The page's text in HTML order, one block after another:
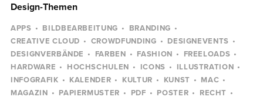
Design-Themen
APPS BILDBEARBEITUNG
BRANDING
CREATIVE CLOUD
CROWDFUNDING
DESIGNEVENTS
DESIGNVERBÄNDE
FARBEN FASHION
FREELOADS
HARDWARE
HOCHSCHULEN ICONS
ILLUSTRATION
INFOGRAFIK
KALENDER KULTUR KUNST
MAC
MAGAZIN
PAPIERMUSTER PDF POSTER
RECHT